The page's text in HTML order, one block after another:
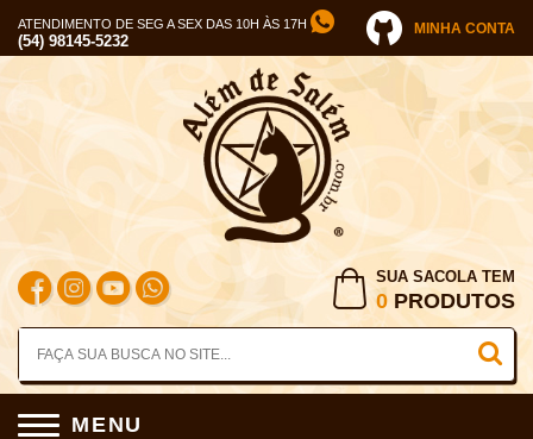
ATENDIMENTO DE SEG A SEX DAS 10H ÀS 17H
(54) 98145-5232
MINHA CONTA
SUA SACOLA TEM
0 PRODUTOS
MENU